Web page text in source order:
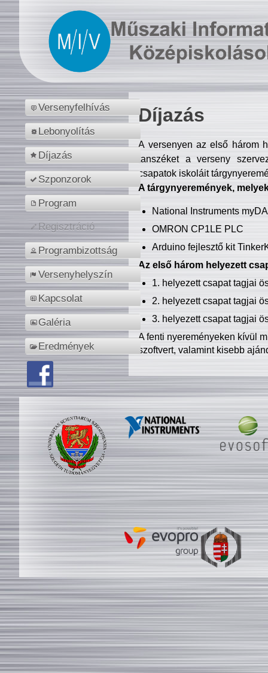
Versenyfelhívás
Lebonyolítás
Díjazás
Szponzorok
Program
Regisztráció
Programbizottság
Versenyhelyszín
Kapcsolat
Galéria
Eredmények
Díjazás
A versenyen az első három
tanszéket a verseny
csapatok iskoláit
A tárgynyeremények,
National Instruments
OMRON CP1LE PLC
Arduino fejlesztő kit
Az első három helyezett
1. helyezett csapat tagjai
2. helyezett csapat tagjai
3. helyezett csapat tagjai
A fenti nyereményeken kívül
szoftvert, valamint kisebb